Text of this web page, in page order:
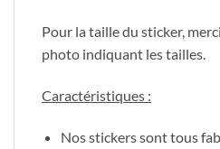
Pour la taille du sticker,
photo indiquant les tailles.
Caractéristiques :
Nos stickers sont tous